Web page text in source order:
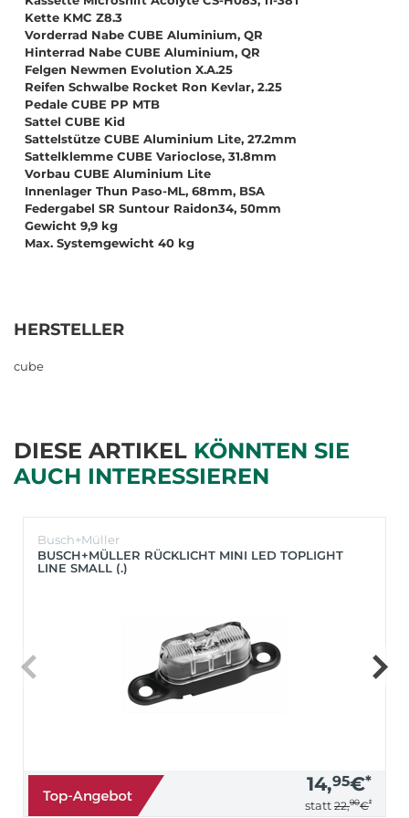
Kette KMC Z8.3
Vorderrad Nabe CUBE Aluminium, QR
Hinterrad Nabe CUBE Aluminium, QR
Felgen Newmen Evolution X.A.25
Reifen Schwalbe Rocket Ron Kevlar, 2.25
Pedale CUBE PP MTB
Sattel CUBE Kid
Sattelstütze CUBE Aluminium Lite, 27.2mm
Sattelklemme CUBE Varioclose, 31.8mm
Vorbau CUBE Aluminium Lite
Innenlager Thun Paso-ML, 68mm, BSA
Federgabel SR Suntour Raidon34, 50mm
Gewicht 9,9 kg
Max. Systemgewicht 40 kg
HERSTELLER
cube
DIESE ARTIKEL KÖNNTEN SIE
AUCH INTERESSIEREN
Busch+Müller
BUSCH+MÜLLER RÜCKLICHT MINI LED TOPLIGHT
LINE SMALL (.)
14,95€*
statt 22,90€*